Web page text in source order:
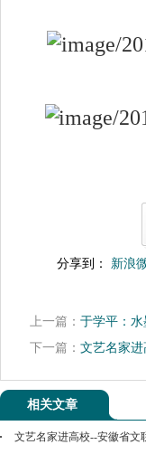
分享到： 新浪
上一篇： 于学平：
下一篇： 文艺名家
相关文章
文艺名家进高校--安徽省文